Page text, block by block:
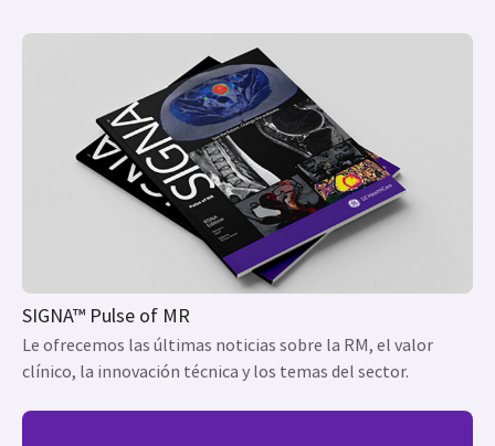
SIGNA™ Pulse of MR
Le ofrecemos las últimas noticias sobre la RM, el valor
clínico, la innovación técnica y los temas del sector.